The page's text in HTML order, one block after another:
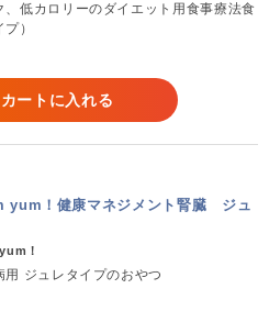
、低カロリーのダイエット用食事療法食
）
カートに入れる
yum！健康マネジメント腎臓 ジュ
！
用 ジュレタイプのおやつ